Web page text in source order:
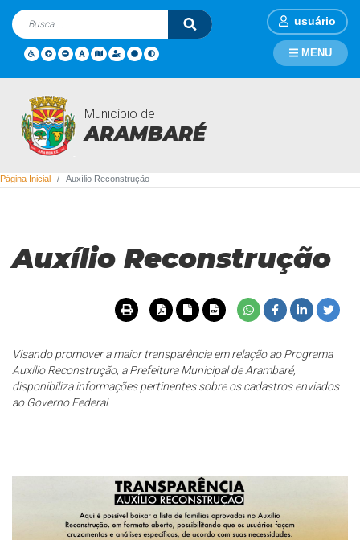
usuário
Município de
ARAMBARÉ
MENU
Auxílio Reconstrução
Página Inicial Auxílio Reconstrução
Auxílio Reconstrução
Visando promover a maior transparência em relação ao Programa
Auxílio Reconstrução, a Prefeitura Municipal de Arambaré,
disponibiliza informações pertinentes sobre os cadastros enviados
ao Governo Federal.